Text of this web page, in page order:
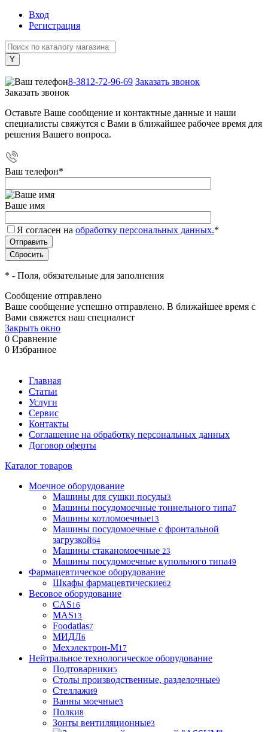
Вход
Регистрация
8-3812-72-96-69 Заказать звонок
Заказать звонок
Оставьте Ваше сообщение и контактные данные и наши
специалисты свяжутся с Вами в ближайшее рабочее время для
решения Вашего вопроса.
Ваш телефон*
Ваше имя
Я согласен на обработку персональных данных.*
* - Поля, обязательные для заполнения
Сообщение отправлено
Ваше сообщение успешно отправлено. В ближайшее время с
Вами свяжется наш специалист
Закрыть окно
0 Сравнение
0 Избранное
Главная
Статьи
Услуги
Сервис
Контакты
Соглашение на обработку персональных данных
Договор оферты
Каталог товаров
Моечное оборудование
Машины для сушки посуды3
Машины посудомоечные тоннельного типа7
Машины котломоечные13
Машины посудомоечные с фронтальной
загрузкой64
Машины стаканомоечные 23
Машины посудомоечные купольного типа49
Фармацевтическое оборудование
Шкафы фармацевтические62
Весовое оборудование
CAS16
MAS13
Foodatlas7
МИДЛ6
Мехэлектрон-М17
Нейтральное технологическое оборудование
Подтоварники5
Столы производственные, разделочные9
Стеллажи9
Ванны моечные3
Полки8
Зонты вентиляционные3